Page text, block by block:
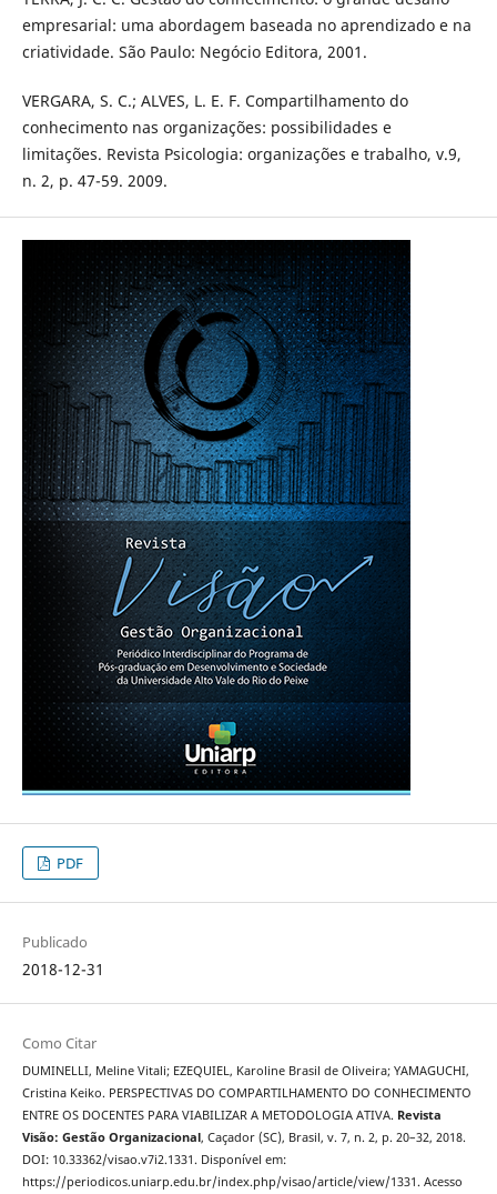
empresarial: uma abordagem baseada no aprendizado e na
criatividade. São Paulo: Negócio Editora, 2001.
VERGARA, S. C.; ALVES, L. E. F. Compartilhamento do
conhecimento nas organizações: possibilidades e
limitações. Revista Psicologia: organizações e trabalho, v.9,
n. 2, p. 47-59. 2009.
PDF
Publicado
2018-12-31
Como Citar
DUMINELLI, Meline Vitali; EZEQUIEL, Karoline Brasil de Oliveira; YAMAGUCHI,
Cristina Keiko. PERSPECTIVAS DO COMPARTILHAMENTO DO CONHECIMENTO
ENTRE OS DOCENTES PARA VIABILIZAR A METODOLOGIA ATIVA. Revista
Visão: Gestão Organizacional, Caçador (SC), Brasil, v. 7, n. 2, p. 20–32, 2018.
DOI: 10.33362/visao.v7i2.1331. Disponível em:
https://periodicos.uniarp.edu.br/index.php/visao/article/view/1331. Acesso